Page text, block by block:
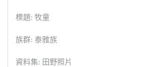
標題: 牧童
族群: 泰雅族
資料集: 田野照片